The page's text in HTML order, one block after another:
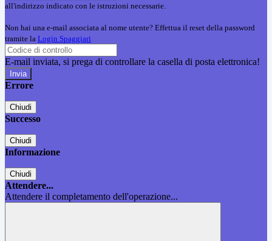
all'indirizzo indicato con le istruzioni necessarie.
Non hai una e-mail associata al nome utente? Effettua il reset della password
tramite la Login Spaggiari
E-mail inviata, si prega di controllare la casella di posta elettronica!
Errore
Chiudi
Successo
Chiudi
Informazione
Chiudi
Attendere...
Attendere il completamento dell'operazione...